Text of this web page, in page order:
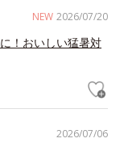
NEW 2026/07/20
！おいしい猛暑対
2026/07/06